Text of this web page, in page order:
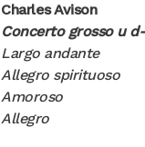
Charles Avison
Concerto grosso u
Largo andante
Allegro spirituoso
Amoroso
Allegro